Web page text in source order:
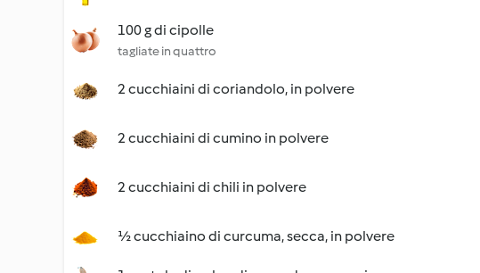
100 g di cipolle
tagliate in quattro
2 cucchiaini di coriandolo, in polvere
2 cucchiaini di cumino in polvere
2 cucchiaini di chili in polvere
½ cucchiaino di curcuma, secca, in polvere